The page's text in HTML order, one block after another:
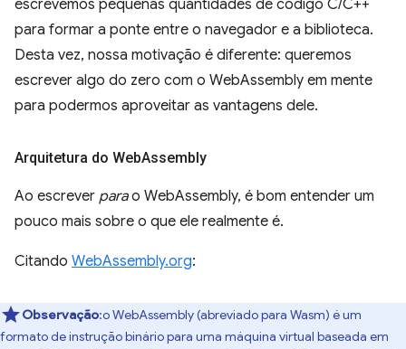
escrevemos pequenas quantidades de código C/C++
para formar a ponte entre o navegador e a biblioteca.
Desta vez, nossa motivação é diferente: queremos
escrever algo do zero com o WebAssembly em mente
para podermos aproveitar as vantagens dele.
Arquitetura do WebAssembly
Ao escrever parao WebAssembly, é bom entender um
pouco mais sobre o que ele realmente é.
Citando WebAssembly.org:
Observação:o WebAssembly (abreviado para Wasm) é um
formato de instrução binário para uma máquina virtual baseada em